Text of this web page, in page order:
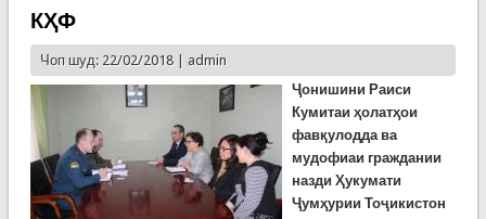
КҲФ
Чоп шуд: 22/02/2018 | admin
Ҷонишини Раиси
Кумитаи ҳолатҳои
фавқулодда ва
мудофиаи граждании
назди Ҳукумати
Ҷумҳурии Тоҷикистон